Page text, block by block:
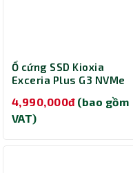
Ổ cứng SSD Kioxia
Exceria Plus G3 NVMe
4,990,000đ (bao gồm
VAT)